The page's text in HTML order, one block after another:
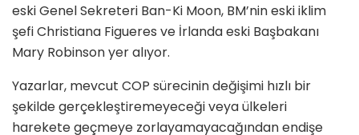
eski Genel Sekreteri Ban-Ki Moon, BM’nin eski iklim
şefi Christiana Figueres ve İrlanda eski Başbakanı
Mary Robinson yer alıyor.
Yazarlar, mevcut COP sürecinin değişimi hızlı bir
şekilde gerçekleştiremeyeceği veya ülkeleri
harekete geçmeye zorlayamayacağından endişe